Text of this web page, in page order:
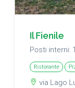
Il Fienile
Posti interni:
Ristorante
via Lago